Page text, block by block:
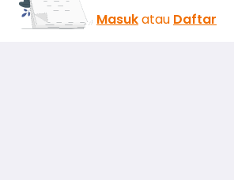
Masukatau Daftar